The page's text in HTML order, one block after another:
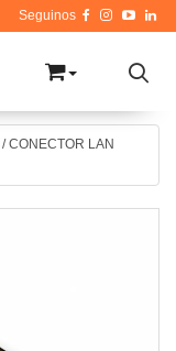
/CONECTOR LAN